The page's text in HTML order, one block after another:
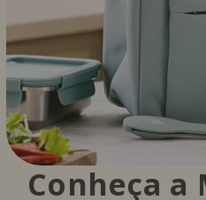
Conheça a